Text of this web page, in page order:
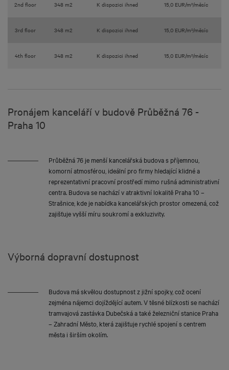
2nd floor 348 m2 K dispozici ihned 15,0 EUR/m²/měsíc
3rd floor 348 m2 K dispozici ihned 15,0 EUR/m²/měsíc
4th floor 348 m2 K dispozici ihned 15,0 EUR/m²/měsíc
Pronájem kanceláří v budově Průběžná 76 -
Praha 10
Průběžná 76 je menší kancelářská budova s příjemnou,
komorní atmosférou, ideální pro firmy hledající klidné a
reprezentativní pracovní prostředí mimo rušná administrativní
centra. Budova se nachází v atraktivní lokalitě Praha 10 –
Strašnice, kde je nabídka kancelářských prostor omezená, což
zajišťuje vyšší míru soukromí a exkluzivity.
Výborná dopravní dostupnost
Budova má skvělou dostupnost z jižní spojky, což ocení
zejména nájemci dojíždějící autem. V těsné blízkosti se nachází
tramvajová zastávka Dubečská a také železniční stanice Praha
– Zahradní Město, která zajišťuje rychlé spojení s centrem
města i širším okolím.